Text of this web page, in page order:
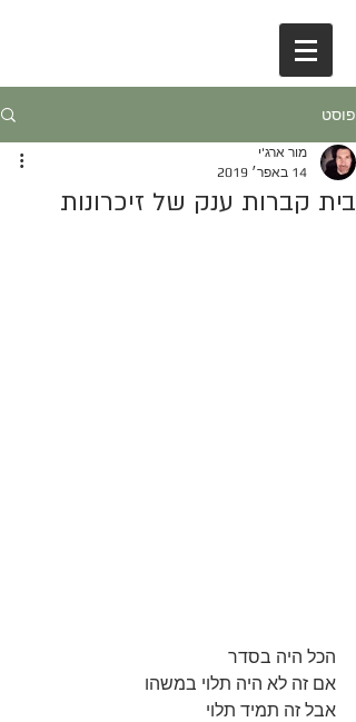
פוסט
בית קברות ענק של זיכרונות
מור ארג'י
14 באפר׳ 2019
הכל היה בסדר
אם זה לא היה תלוי במשהו
אבל זה תמיד תלוי